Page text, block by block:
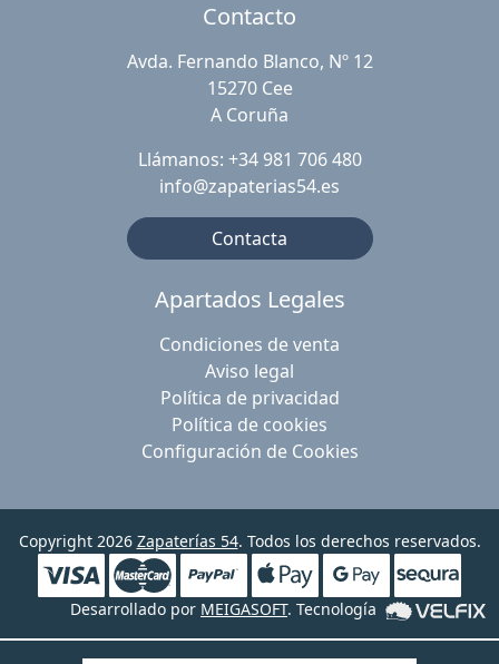
Contacto
Avda. Fernando Blanco, Nº 12
15270 Cee
A Coruña
Llámanos: +34 981 706 480
info@zapaterias54.es
Contacta
Apartados Legales
Condiciones de venta
Aviso legal
Política de privacidad
Política de cookies
Configuración de Cookies
Copyright 2026 Zapaterías 54. Todos los derechos reservados.
Desarrollado por MEIGASOFT. Tecnología